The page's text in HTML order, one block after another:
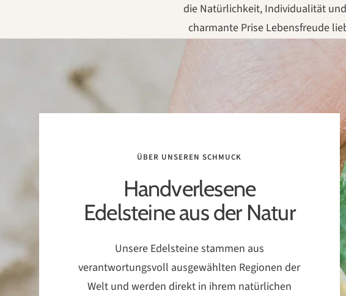
die Natürlichkeit, Individualität
charmante Prise Lebensfreude
ÜBER UNSEREN SCHMUCK
Handverlesene
Edelsteine aus der Natur
Unsere Edelsteine stammen aus
verantwortungsvoll ausgewählten Regionen der
Welt und werden direkt in ihrem natürlichen